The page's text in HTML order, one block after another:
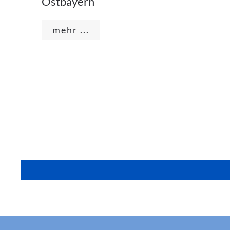
mehr ...